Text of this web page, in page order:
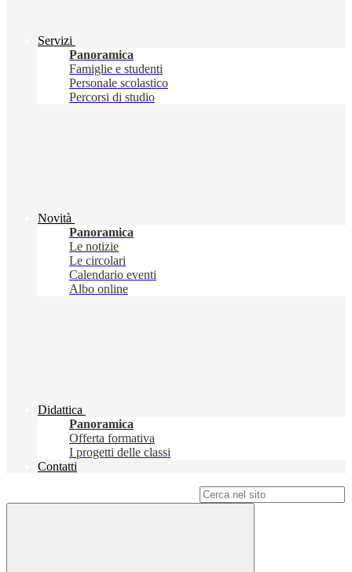
Servizi
Panoramica
Famiglie e studenti
Personale scolastico
Percorsi di studio
Novità
Panoramica
Le notizie
Le circolari
Calendario eventi
Albo online
Didattica
Panoramica
Offerta formativa
I progetti delle classi
Contatti